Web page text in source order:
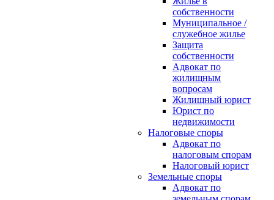
собственности
Муниципальное /
служебное жилье
Защита
собственности
Адвокат по
жилищным
вопросам
Жилищный юрист
Юрист по
недвижимости
Налоговые споры
Адвокат по
налоговым спорам
Налоговый юрист
Земельные споры
Адвокат по